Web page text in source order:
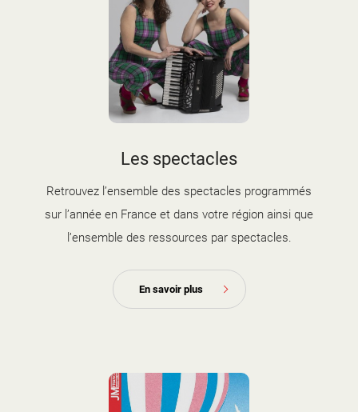
Les spectacles
Retrouvez l’ensemble des spectacles programmés
sur l’année en France et dans votre région ainsi que
l’ensemble des ressources par spectacles.
En savoir plus